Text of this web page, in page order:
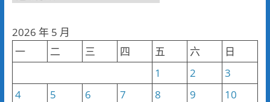
類
2026 年 5 月
一
二 三 四 五 六
日
1
2
3
4
5 6 7 8 9
10